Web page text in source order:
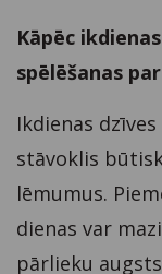
Kāpēc
spēlēšanas
Ikdienas
stāvoklis
lēmumus.
dienas var
pārlieku